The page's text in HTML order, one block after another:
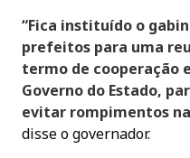
“Fica instituído o
prefeitos para uma
termo de cooperação
Governo do Estado,
evitar rompimentos
disse o governador.